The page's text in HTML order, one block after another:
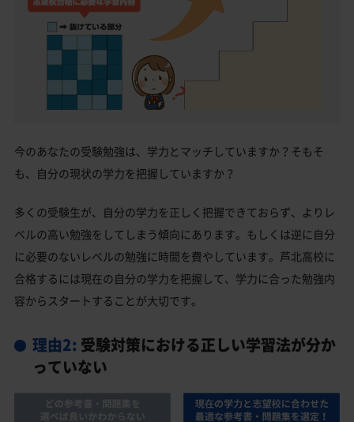
今のあなたの受験勉強は、学力とマッチしていますか？そもそ
も、自分の現状の学力を把握していますか？
多くの受験生が、自分の学力を正しく把握できておらず、よりレ
ベルの高い勉強をしてしまう傾向にあります。もしくは逆に自分
に必要のないレベルの勉強に時間を費やしています。芦北高校に
合格するには現在の自分の学力を把握して、学力に合った勉強内
容からスタートすることが大切です。
理由2: 受験対策における正しい学習法が分か
っていない